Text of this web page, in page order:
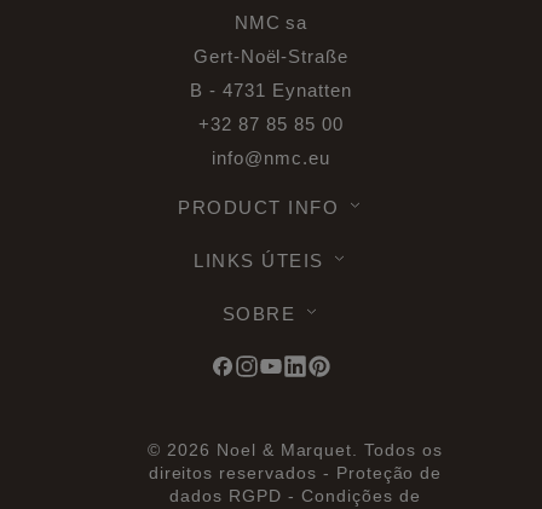
NMC sa
Gert-Noël-Straße
B - 4731 Eynatten
+32 87 85 85 00
info@nmc.eu
PRODUCT INFO
LINKS ÚTEIS
SOBRE
© 2026 Noel & Marquet. Todos os
direitos reservados - Proteção de
dados RGPD - Condições de